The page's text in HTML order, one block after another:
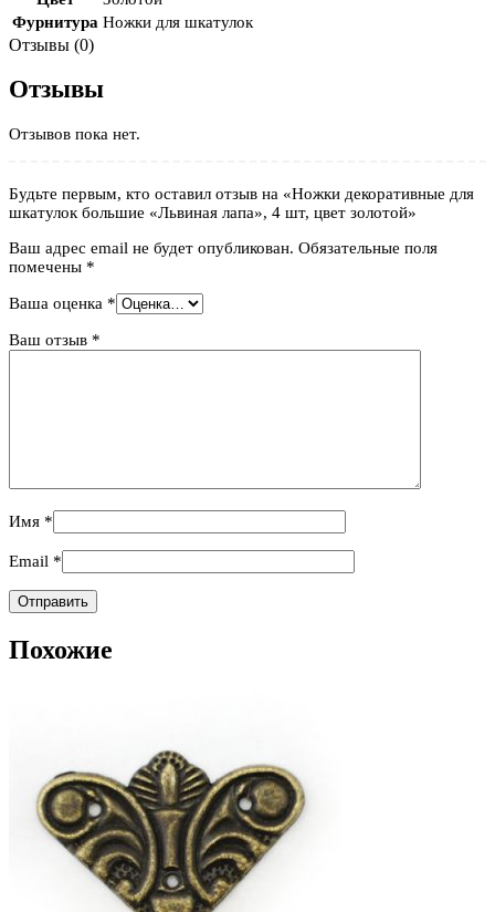
Фурнитура Ножки для шкатулок
Отзывы (0)
Отзывы
Отзывов пока нет.
Будьте первым, кто оставил отзыв на «Ножки декоративные для
шкатулок большие «Львиная лапа», 4 шт, цвет золотой»
Ваш адрес email не будет опубликован. Обязательные поля
помечены *
Ваша оценка *
Ваш отзыв *
Имя *
Email *
Похожие